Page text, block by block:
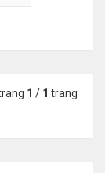
1 / 1 trang